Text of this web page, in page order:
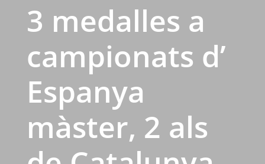
3 medalles a
campionats d’
Espanya
màster, 2 als